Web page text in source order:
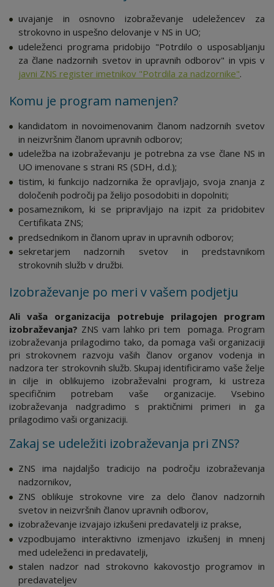
uvajanje in osnovno izobraževanje udeležencev za
strokovno in uspešno delovanje v NS in UO;
udeleženci programa pridobijo "Potrdilo o usposabljanju
za člane nadzornih svetov in upravnih odborov" in vpis v
javni ZNS register imetnikov "Potrdila za nadzornike".
Komu je program namenjen?
kandidatom in novoimenovanim članom nadzornih svetov
in neizvršnim članom upravnih odborov;
udeležba na izobraževanju je potrebna za vse člane NS in
UO imenovane s strani RS (SDH, d.d.);
tistim, ki funkcijo nadzornika že opravljajo, svoja znanja z
določenih področij pa želijo posodobiti in dopolniti;
posameznikom, ki se pripravljajo na izpit za pridobitev
Certifikata ZNS;
predsednikom in članom uprav in upravnih odborov;
sekretarjem nadzornih svetov in predstavnikom
strokovnih služb v družbi.
Izobraževanje po meri v vašem podjetju
Ali vaša organizacija potrebuje prilagojen program
izobraževanja? ZNS vam lahko pri tem pomaga. Program
izobraževanja prilagodimo tako, da pomaga vaši organizaciji
pri strokovnem razvoju vaših članov organov vodenja in
nadzora ter strokovnih služb. Skupaj identificiramo vaše želje
in cilje in oblikujemo izobraževalni program, ki ustreza
specifičnim potrebam vaše organizacije. Vsebino
izobraževanja nadgradimo s praktičnimi primeri in ga
prilagodimo vaši organizaciji.
Zakaj se udeležiti izobraževanja pri ZNS?
ZNS ima najdaljšo tradicijo na področju izobraževanja
nadzornikov,
ZNS oblikuje strokovne vire za delo članov nadzornih
svetov in neizvršnih članov upravnih odborov,
izobraževanje izvajajo izkušeni predavatelji iz prakse,
vzpodbujamo interaktivno izmenjavo izkušenj in mnenj
med udeleženci in predavatelji,
stalen nadzor nad strokovno kakovostjo programov in
predavateljev